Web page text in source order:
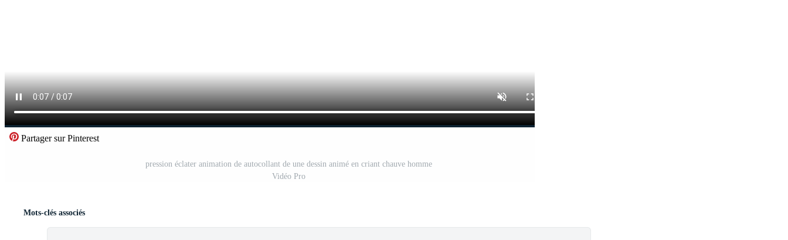
Partager sur Pinterest
pression éclater animation de autocollant de une dessin animé en criant chauve homme
Vidéo Pro
Mots-clés associés